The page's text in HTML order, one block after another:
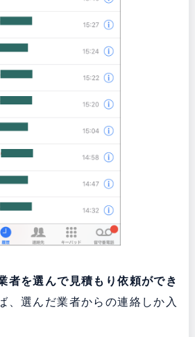
者を選んで見積もり依頼ができ
、選んだ業者からの連絡しか入